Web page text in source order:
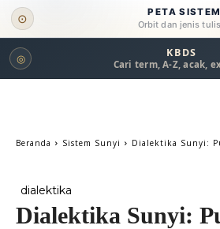
⊙
PETA SISTEM
Orbit dan jenis
ORBIT UTAMA
Metafisik-Naratif
JENIS TULISAN
ESAI RESONANSI FRAKTAL
◎ KBDS
Cari term, A-Z, acak,
Beranda Sistem Sunyi Dialektika Sunyi:
dialektika
Dialektika Sunyi: